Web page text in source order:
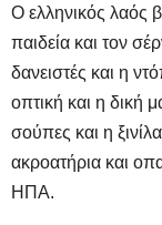
Ο ελληνικός λαός
παιδεία και τον
δανειστές και η
οπτική και η δική
σούπες και η
ακροατήρια και
ΗΠΑ.